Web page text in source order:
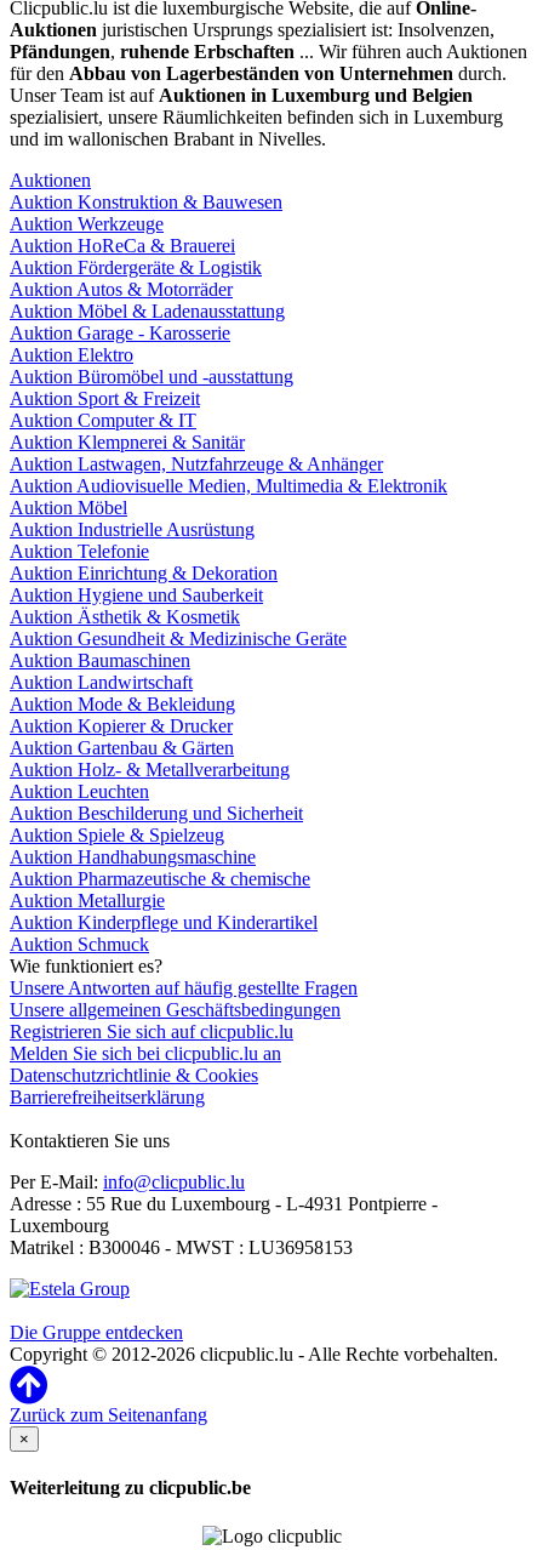
Clicpublic.lu ist die luxemburgische Website, die aufOnline-
Auktionen juristischen Ursprungs spezialisiert ist: Insolvenzen,
Pfändungen, ruhende Erbschaften ... Wir führen auch Auktionen
für den Abbau von Lagerbeständen von Unternehmen durch.
Unser Team ist auf Auktionen in Luxemburg und Belgien
spezialisiert, unsere Räumlichkeiten befinden sich in Luxemburg
und im wallonischen Brabant in Nivelles.
Auktionen
Auktion Konstruktion & Bauwesen
Auktion Werkzeuge
Auktion HoReCa & Brauerei
Auktion Fördergeräte & Logistik
Auktion Autos & Motorräder
Auktion Möbel & Ladenausstattung
Auktion Garage - Karosserie
Auktion Elektro
Auktion Büromöbel und -ausstattung
Auktion Sport & Freizeit
Auktion Computer & IT
Auktion Klempnerei & Sanitär
Auktion Lastwagen, Nutzfahrzeuge & Anhänger
Auktion Audiovisuelle Medien, Multimedia & Elektronik
Auktion Möbel
Auktion Industrielle Ausrüstung
Auktion Telefonie
Auktion Einrichtung & Dekoration
Auktion Hygiene und Sauberkeit
Auktion Ästhetik & Kosmetik
Auktion Gesundheit & Medizinische Geräte
Auktion Baumaschinen
Auktion Landwirtschaft
Auktion Mode & Bekleidung
Auktion Kopierer & Drucker
Auktion Gartenbau & Gärten
Auktion Holz- & Metallverarbeitung
Auktion Leuchten
Auktion Beschilderung und Sicherheit
Auktion Spiele & Spielzeug
Auktion Handhabungsmaschine
Auktion Pharmazeutische & chemische
Auktion Metallurgie
Auktion Kinderpflege und Kinderartikel
Auktion Schmuck
Wie funktioniert es?
Unsere Antworten auf häufig gestellte Fragen
Unsere allgemeinen Geschäftsbedingungen
Registrieren Sie sich auf clicpublic.lu
Melden Sie sich bei clicpublic.lu an
Datenschutzrichtlinie & Cookies
Barrierefreiheitserklärung
Kontaktieren Sie uns
Per E-Mail: info@clicpublic.lu
Adresse : 55 Rue du Luxembourg - L-4931 Pontpierre -
Luxembourg
Matrikel : B300046 - MWST : LU36958153
Die Gruppe entdecken
Copyright © 2012-2026 clicpublic.lu - Alle Rechte vorbehalten.
Zurück zum Seitenanfang
×
Weiterleitung zu clicpublic.be